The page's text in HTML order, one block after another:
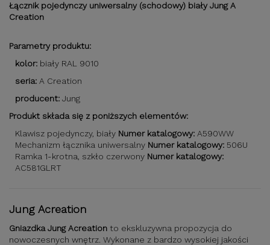
Łącznik pojedynczy uniwersalny (schodowy) biały Jung A
Creation
Parametry produktu:
kolor: biały RAL 9010
seria: A Creation
producent: Jung
Produkt składa się z poniższych elementów:
Klawisz pojedynczy, biały Numer katalogowy: A590WW
Mechanizm łącznika uniwersalny Numer katalogowy: 506U
Ramka 1-krotna, szkło czerwony Numer katalogowy:
AC581GLRT
Jung Acreation
Gniazdka Jung Acreation to ekskluzywna propozycja do
nowoczesnych wnętrz. Wykonane z bardzo wysokiej jakości